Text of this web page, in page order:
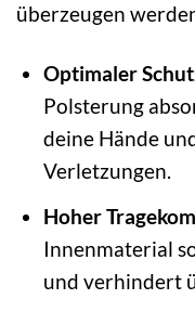
überzeugen
Optimaler
Polsterung
deine Hände
Verletzungen.
Hoher
Innenmaterial
und verhindert